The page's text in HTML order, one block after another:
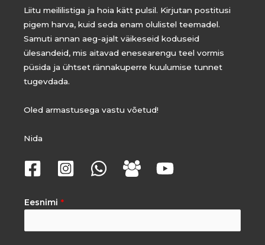
Liitu meililistiga ja hoia kätt pulsil. Kirjutan postitusi
pigem harva, kuid seda enam olulistel teemadel.
Samuti annan aeg-ajalt väikeseid koduseid
ülesandeid, mis aitavad enesearengu teel vormis
püsida ja ühtset rännakuperre kuulumise tunnet
tugevdada.
Oled armastusega vastu võetud!
Nida
Eesnimi *